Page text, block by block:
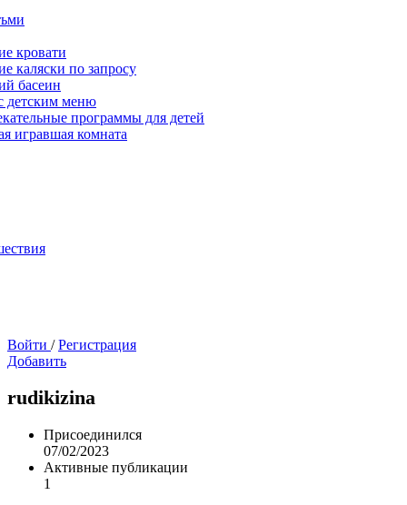
кровати
каляски по запросу
басеин
детским меню
программы для детей
игравшая комната
Войти / Регистрация
Добавить
rudikizina
Присоединился
07/02/2023
Активные публикации
1